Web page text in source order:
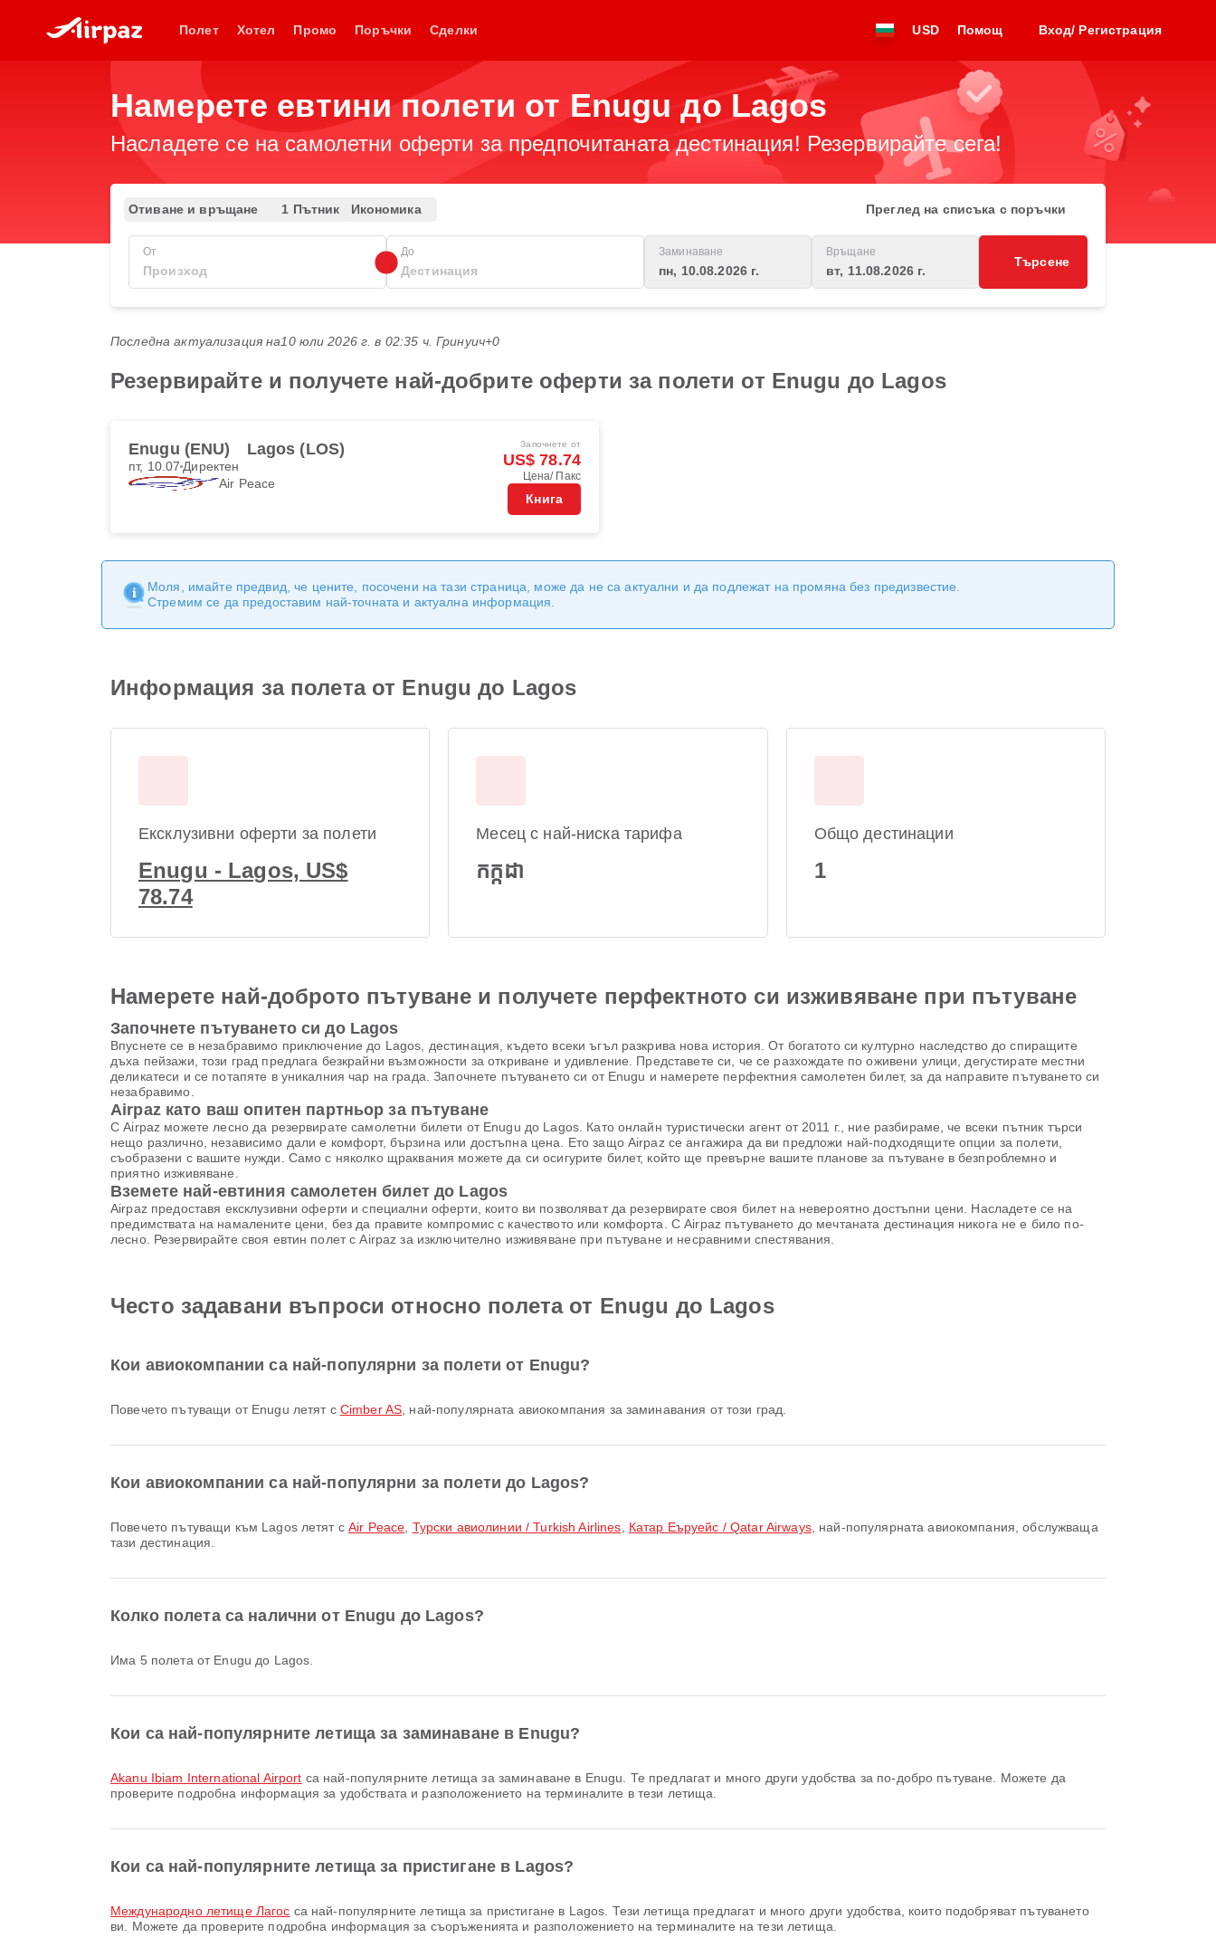
Полет Хотел Промо Поръчки Сделки USD Помощ Вход/ Регистрация
Намерете евтини полети от Enugu до Lagos
Насладете се на самолетни оферти за предпочитаната дестинация! Резервирайте сега!
Отиване и връщане 1 Пътник Икономика Преглед на списъка с поръчки
От До Заминаване
пн, 10.08.2026 г.
Връщане
вт, 11.08.2026 г.
Търсене
Последна актуализация на10 юли 2026 г. в 02:35 ч. Гринуич+0
Резервирайте и получете най-добрите оферти за полети от Enugu до Lagos
Enugu (ENU) Lagos (LOS)
пт, 10.07 Директен
Air Peace
Започнете от
US$ 78.74
Цена/ Пакс
Книга
Моля, имайте предвид, че цените, посочени на тази страница, може да не са актуални и да подлежат на промяна без предизвестие.
Стремим се да предоставим най-точната и актуална информация.
Информация за полета от Enugu до Lagos
Ексклузивни оферти за полети
Enugu - Lagos, US$
78.74
Месец с най-ниска тарифа
កក្កដា
Общо дестинации
1
Намерете най-доброто пътуване и получете перфектното си изживяване при пътуване
Започнете пътуването си до Lagos
Впуснете се в незабравимо приключение до Lagos, дестинация, където всеки ъгъл разкрива нова история. От богатото си културно наследство до спиращите
дъха пейзажи, този град предлага безкрайни възможности за откриване и удивление. Представете си, че се разхождате по оживени улици, дегустирате местни
деликатеси и се потапяте в уникалния чар на града. Започнете пътуването си от Enugu и намерете перфектния самолетен билет, за да направите пътуването си
незабравимо.
Airpaz като ваш опитен партньор за пътуване
С Airpaz можете лесно да резервирате самолетни билети от Enugu до Lagos. Като онлайн туристически агент от 2011 г., ние разбираме, че всеки пътник търси
нещо различно, независимо дали е комфорт, бързина или достъпна цена. Ето защо Airpaz се ангажира да ви предложи най-подходящите опции за полети,
съобразени с вашите нужди. Само с няколко щраквания можете да си осигурите билет, който ще превърне вашите планове за пътуване в безпроблемно и
приятно изживяване.
Вземете най-евтиния самолетен билет до Lagos
Airpaz предоставя ексклузивни оферти и специални оферти, които ви позволяват да резервирате своя билет на невероятно достъпни цени. Насладете се на
предимствата на намалените цени, без да правите компромис с качеството или комфорта. С Airpaz пътуването до мечтаната дестинация никога не е било по-
лесно. Резервирайте своя евтин полет с Airpaz за изключително изживяване при пътуване и несравними спестявания.
Често задавани въпроси относно полета от Enugu до Lagos
Кои авиокомпании са най-популярни за полети от Enugu?
Повечето пътуващи от Enugu летят с Cimber AS , най-популярната авиокомпания за заминавания от този град.
Кои авиокомпании са най-популярни за полети до Lagos?
Повечето пътуващи към Lagos летят сAir Peace Турски авиолинии / Turkish Airlines Катар Еъруейс / Qatar Airways, най-популярната авиокомпания, обслужваща
тази дестинация.
Колко полета са налични от Enugu до Lagos?
Има 5 полета от Enugu до Lagos.
Кои са най-популярните летища за заминаване в Enugu?
Akanu Ibiam International Airport са най-популярните летища за заминаване в Enugu. Те предлагат и много други удобства за по-добро пътуване. Можете да
проверите подробна информация за удобствата и разположението на терминалите в тези летища.
Кои са най-популярните летища за пристигане в Lagos?
Международно летище Лагос са най-популярните летища за пристигане в Lagos. Тези летища предлагат и много други удобства, които подобряват пътуването
ви. Можете да проверите подробна информация за съоръженията и разположението на терминалите на тези летища.